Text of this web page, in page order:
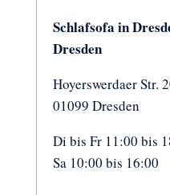
Schlafsofa in
Dresden
Hoyerswerdaer Str.
01099 Dresden
Di bis Fr 11:00 bis
Sa 10:00 bis 16:00